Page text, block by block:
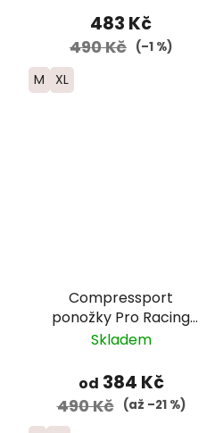
483 Kč
490 Kč (–1 %)
M XL
Compressport
ponožky Pro Racing
Trail - černá/červená
Skladem
od 384 Kč
490 Kč (až –21 %)